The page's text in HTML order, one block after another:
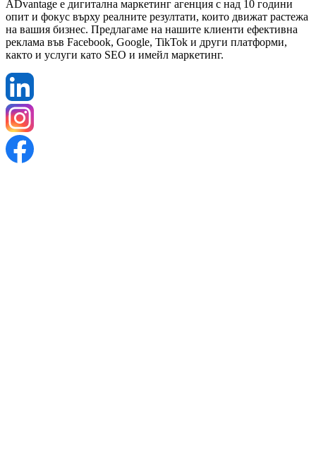
ADvantage е дигитална маркетинг агенция с над 10 години
опит и фокус върху реалните резултати, които движат растежа
на вашия бизнес. Предлагаме на нашите клиенти ефективна
реклама във Facebook, Google, TikTok и други платформи,
както и услуги като SEO и имейл маркетинг.